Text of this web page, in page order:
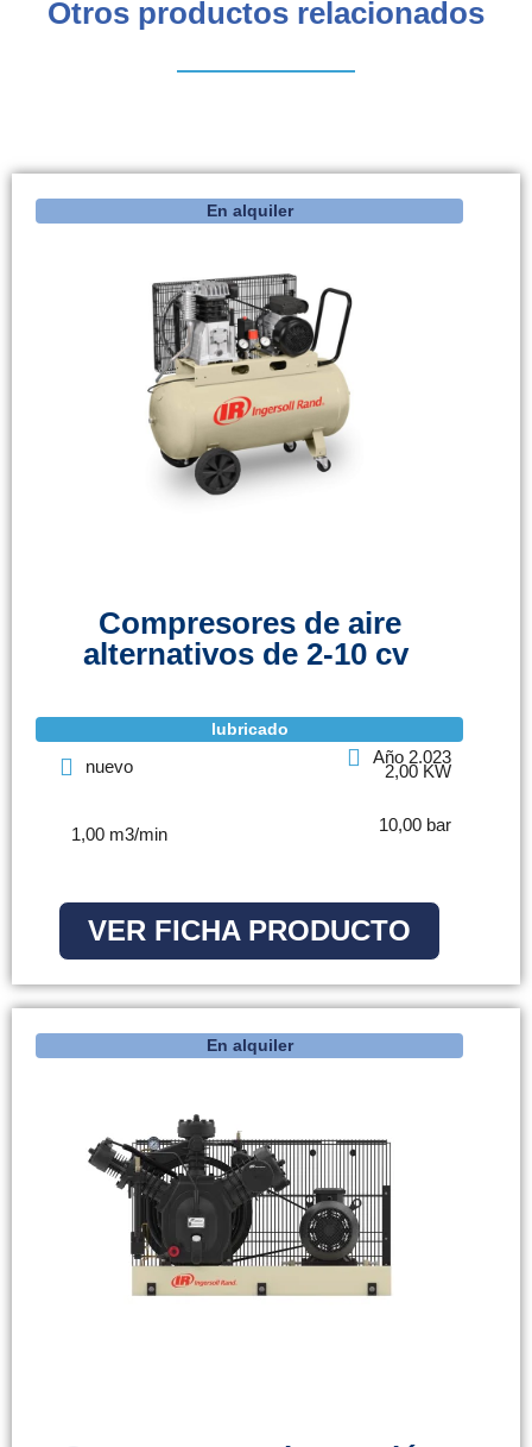
Otros productos relacionados
En alquiler
Compresores de aire
alternativos de 2-10 cv
lubricado
nuevo Año 2.023
2,00 KW
1,00 m3/min 10,00 bar
VER FICHA PRODUCTO
En alquiler